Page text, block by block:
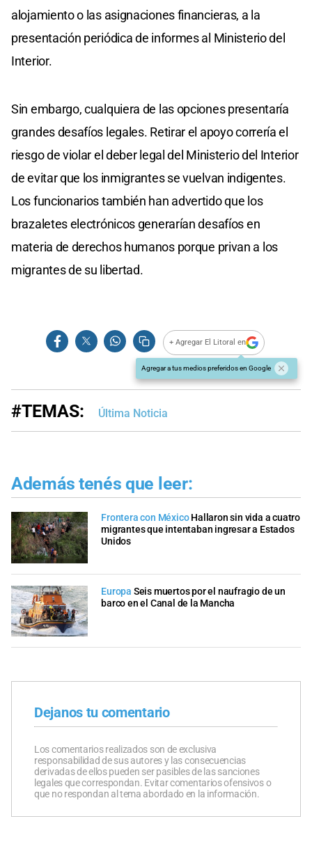
alojamiento o las asignaciones financieras, a la
presentación periódica de informes al Ministerio del
Interior.
Sin embargo, cualquiera de las opciones presentaría
grandes desafíos legales. Retirar el apoyo correría el
riesgo de violar el deber legal del Ministerio del Interior
de evitar que los inmigrantes se vuelvan indigentes.
Los funcionarios también han advertido que los
brazaletes electrónicos generarían desafíos en
materia de derechos humanos porque privan a los
migrantes de su libertad.
+ Agregar El Litoral en
Agregar a tus medios preferidos en Google
#TEMAS: Última Noticia
Además tenés que leer:
Frontera con México Hallaron sin vida a cuatro
migrantes que intentaban ingresar a Estados
Unidos
Europa Seis muertos por el naufragio de un
barco en el Canal de la Mancha
Dejanos tu comentario
Los comentarios realizados son de exclusiva
responsabilidad de sus autores y las consecuencias
derivadas de ellos pueden ser pasibles de las sanciones
legales que correspondan. Evitar comentarios ofensivos o
que no respondan al tema abordado en la información.